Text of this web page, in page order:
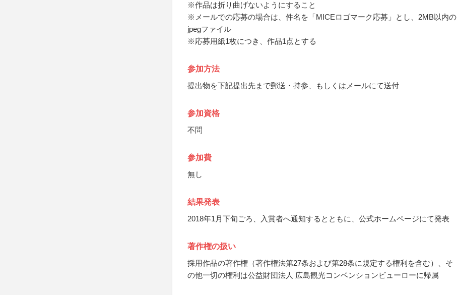
※作品は折り曲げないようにすること
※メールでの応募の場合は、件名を「MICEロゴマーク応募」とし、2MB以内の
jpegファイル
※応募用紙1枚につき、作品1点とする
参加方法
提出物を下記提出先まで郵送・持参、もしくはメールにて送付
参加資格
不問
参加費
無し
結果発表
2018年1月下旬ごろ、入賞者へ通知するとともに、公式ホームページにて発表
著作権の扱い
採用作品の著作権（著作権法第27条および第28条に規定する権利を含む）、そ
の他一切の権利は公益財団法人 広島観光コンベンションビューローに帰属